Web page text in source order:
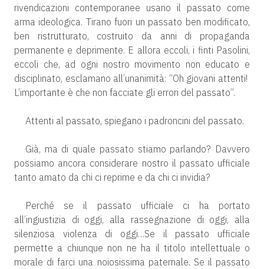
rivendicazioni contemporanee usano il passato come
arma ideologica. Tirano fuori un passato ben modificato,
ben ristrutturato, costruito da anni di propaganda
permanente e deprimente. E allora eccoli, i finti Pasolini,
eccoli che, ad ogni nostro movimento non educato e
disciplinato, esclamano all’unanimità: “Oh giovani attenti!
L’importante è che non facciate gli errori del passato”.
Attenti al passato, spiegano i padroncini del passato.
Già, ma di quale passato stiamo parlando? Davvero
possiamo ancora considerare nostro il passato ufficiale
tanto amato da chi ci reprime e da chi ci invidia?
Perché se il passato ufficiale ci ha portato
all’ingiustizia di oggi, alla rassegnazione di oggi, alla
silenziosa violenza di oggi…Se il passato ufficiale
permette a chiunque non ne ha il titolo intellettuale o
morale di farci una noiosissima paternale. Se il passato